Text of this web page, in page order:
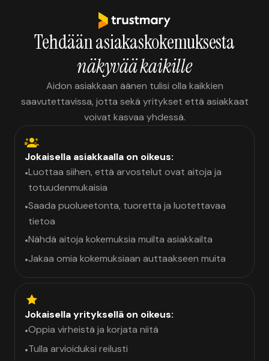
Tehdään asiakaskokemuksesta
näkyvää kaikille
Aidon asiakkaan äänen tulisi olla kaikkien
saavutettavissa, jotta sekä yritykset että asiakkaat
voivat kasvaa yhdessä.
Jokaisella asiakkaalla on oikeus:
•Luottaa siihen, että arvostelut ovat aitoja ja
totuudenmukaisia
•Saada puolueetonta, tuoretta ja luotettavaa
tietoa
•Nähdä aitoja kokemuksia muilta asiakkailta
•Jakaa omia kokemuksiaan auttaakseen muita
Jokaisella yrityksellä on oikeus:
•Oppia virheistä ja korjata niitä
•Tulla arvioiduksi reilusti